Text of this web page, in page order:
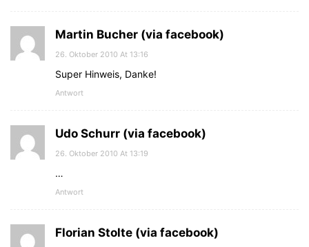
Martin Bucher (via facebook)
26. Oktober 2010 At 13:16
Super Hinweis, Danke!
Antwort
Udo Schurr (via facebook)
26. Oktober 2010 At 13:19
…
Antwort
Florian Stolte (via facebook)